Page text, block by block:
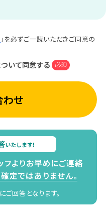
」を必ずご一読いただきご同意の
いて同意する 必須
わせ
フよりお早めにご連絡
定ではありません。
回答となります。